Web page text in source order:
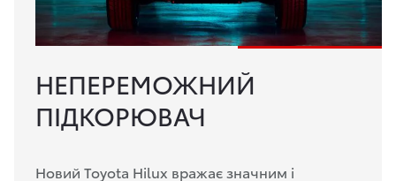
НЕПЕРЕМОЖНИЙ
ПІДКОРЮВАЧ
Новий Toyota Hilux вражає значним і